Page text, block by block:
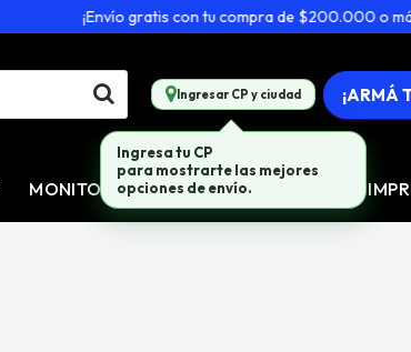
¡Envío gratis con tu compra de $200.000 o más! 🚚
Ingresar CP y ciudad ¡ARMÁ
MONITORES CONECTIVIDAD